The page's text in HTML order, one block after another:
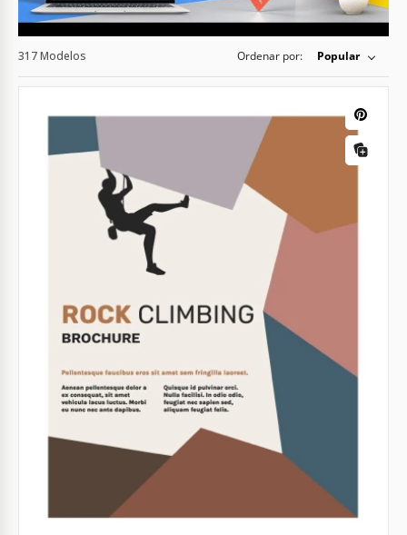
317 Modelos Ordenar por: Popular